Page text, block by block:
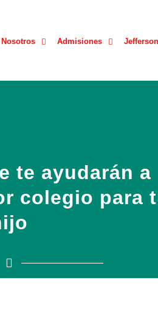
Nosotros Admisiones
te ayudarán a
colegio para